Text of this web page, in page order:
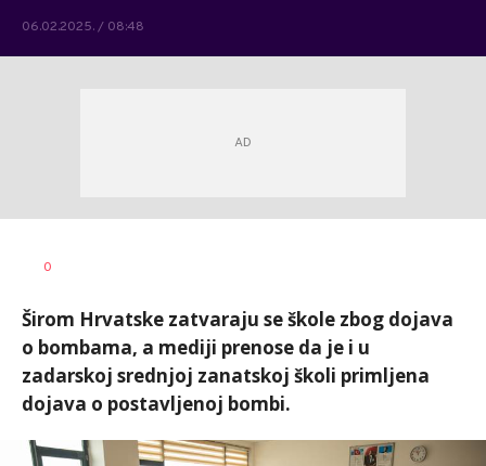
06.02.2025. / 08:48
AUTOR
0
Širom Hrvatske zatvaraju se škole zbog dojava
o bombama, a mediji prenose da je i u
zadarskoj srednjoj zanatskoj školi primljena
dojava o postavljenoj bombi.